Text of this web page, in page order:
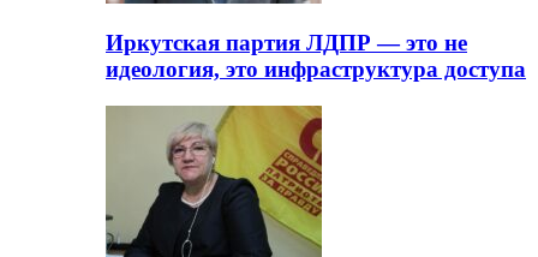
Иркутская партия ЛДПР — это не
идеология, это инфраструктура доступа